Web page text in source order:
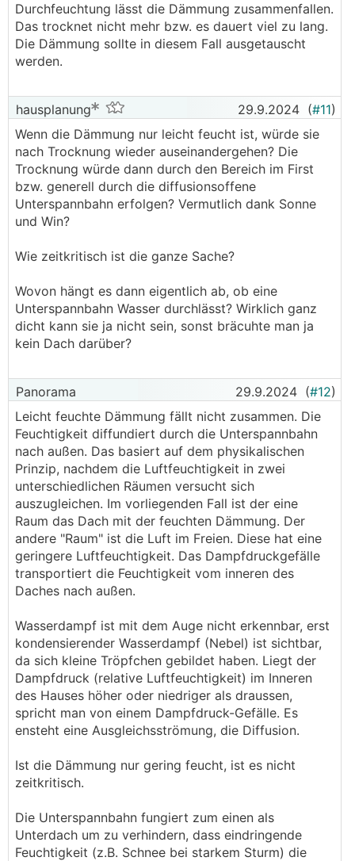
Durchfeuchtung lässt die Dämmung zusammenfallen.
Das trocknet nicht mehr bzw. es dauert viel zu lang.
Die Dämmung sollte in diesem Fall ausgetauscht
werden.
hausplanung 29.9.2024 (#11)
Wenn die Dämmung nur leicht feucht ist, würde sie
nach Trocknung wieder auseinandergehen? Die
Trocknung würde dann durch den Bereich im First
bzw. generell durch die diffusionsoffene
Unterspannbahn erfolgen? Vermutlich dank Sonne
und Win?
Wie zeitkritisch ist die ganze Sache?
Wovon hängt es dann eigentlich ab, ob eine
Unterspannbahn Wasser durchlässt? Wirklich ganz
dicht kann sie ja nicht sein, sonst bräcuhte man ja
kein Dach darüber?
Panorama 29.9.2024 (#12)
Leicht feuchte Dämmung fällt nicht zusammen. Die
Feuchtigkeit diffundiert durch die Unterspannbahn
nach außen. Das basiert auf dem physikalischen
Prinzip, nachdem die Luftfeuchtigkeit in zwei
unterschiedlichen Räumen versucht sich
auszugleichen. Im vorliegenden Fall ist der eine
Raum das Dach mit der feuchten Dämmung. Der
andere "Raum" ist die Luft im Freien. Diese hat eine
geringere Luftfeuchtigkeit. Das Dampfdruckgefälle
transportiert die Feuchtigkeit vom inneren des
Daches nach außen.
Wasserdampf ist mit dem Auge nicht erkennbar, erst
kondensierender Wasserdampf (Nebel) ist sichtbar,
da sich kleine Tröpfchen gebildet haben. Liegt der
Dampfdruck (relative Luftfeuchtigkeit) im Inneren
des Hauses höher oder niedriger als draussen,
spricht man von einem Dampfdruck-Gefälle. Es
ensteht eine Ausgleichsströmung, die Diffusion.
Ist die Dämmung nur gering feucht, ist es nicht
zeitkritisch.
Die Unterspannbahn fungiert zum einen als
Unterdach um zu verhindern, dass eindringende
Feuchtigkeit (z.B. Schnee bei starkem Sturm) die